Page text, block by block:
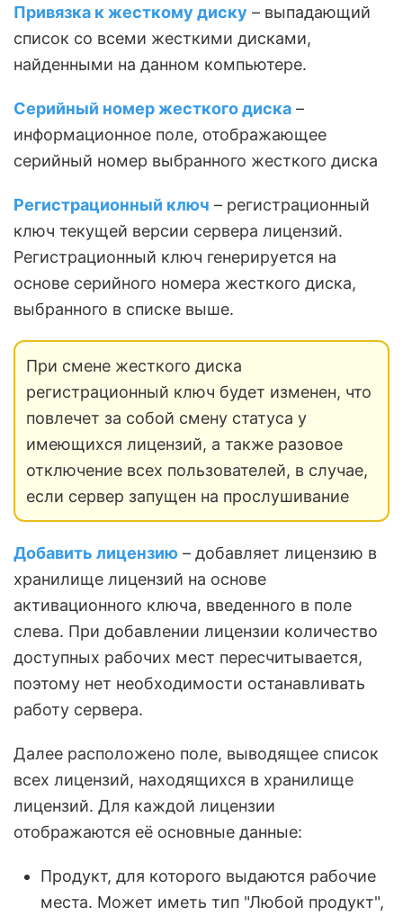
Привязка к жесткому диску – выпадающий
список со всеми жесткими дисками,
найденными на данном компьютере.
Серийный номер жесткого диска –
информационное поле, отображающее
серийный номер выбранного жесткого диска
Регистрационный ключ – регистрационный
ключ текущей версии сервера лицензий.
Регистрационный ключ генерируется на
основе серийного номера жесткого диска,
выбранного в списке выше.
При смене жесткого диска
регистрационный ключ будет изменен, что
повлечет за собой смену статуса у
имеющихся лицензий, а также разовое
отключение всех пользователей, в случае,
если сервер запущен на прослушивание
Добавить лицензию – добавляет лицензию в
хранилище лицензий на основе
активационного ключа, введенного в поле
слева. При добавлении лицензии количество
доступных рабочих мест пересчитывается,
поэтому нет необходимости останавливать
работу сервера.
Далее расположено поле, выводящее список
всех лицензий, находящихся в хранилище
лицензий. Для каждой лицензии
отображаются её основные данные:
Продукт, для которого выдаются рабочие
места. Может иметь тип "Любой продукт",